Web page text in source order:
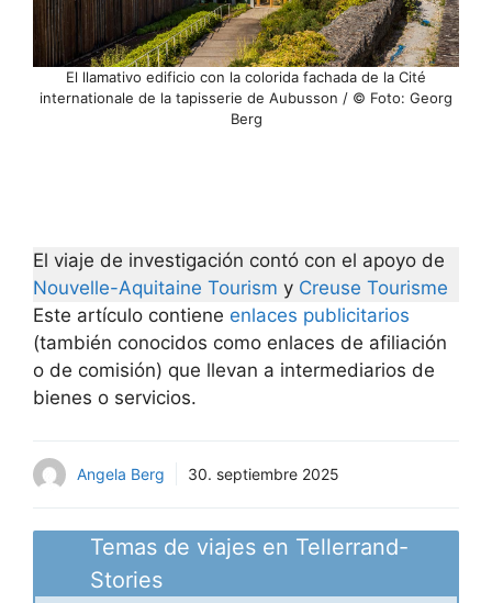
El llamativo edificio con la colorida fachada de la Cité
internationale de la tapisserie de Aubusson / © Foto: Georg
Berg
El viaje de investigación contó con el apoyo de
Nouvelle-Aquitaine Tourism y Creuse Tourisme
Este artículo contiene enlaces publicitarios
(también conocidos como enlaces de afiliación
o de comisión) que llevan a intermediarios de
bienes o servicios.
Angela Berg 30. septiembre 2025
Temas de viajes en Tellerrand-
Stories